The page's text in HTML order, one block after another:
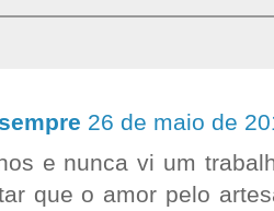
26 de maio de
e nunca vi um
que o amor pelo